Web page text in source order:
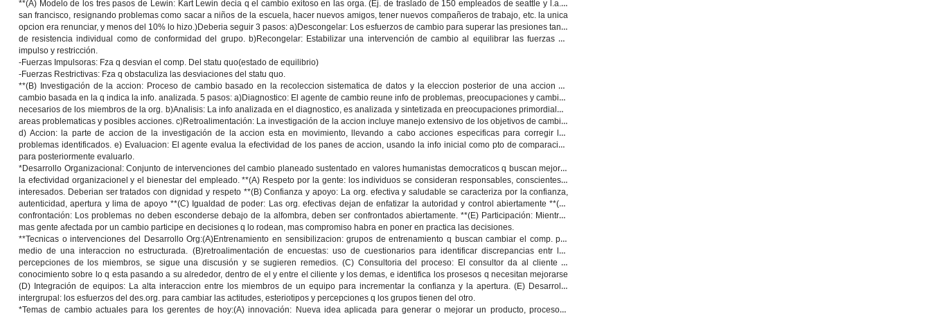
**(A) Modelo de los tres pasos de Lewin: Kart Lewin decia q el cambio exitoso en las orga. (Ej. de traslado de 150 empleados de seattle y l.a. a
san francisco, resignando problemas como sacar a niños de la escuela, hacer nuevos amigos, tener nuevos compañeros de trabajo, etc. la unica
opcion era renunciar, y menos del 10% lo hizo.)Deberia seguir 3 pasos:a)Descongelar: Los esfuerzos de cambio para superar las presiones tanto
de resistencia individual como de conformidad del grupo. b)Recongelar: Estabilizar una intervención de cambio al equilibrar las fuerzas de
impulso y restricción.
-Fuerzas Impulsoras: Fza q desvian el comp. Del statu quo(estado de equilibrio)
-Fuerzas Restrictivas: Fza q obstaculiza las desviaciones del statu quo.
**(B) Investigación de la accion: Proceso de cambio basado en la recoleccion sistematica de datos y la eleccion posterior de una accion de
cambio basada en la q indica la info. analizada. 5 pasos:a)Diagnostico: El agente de cambio reune info de problemas, preocupaciones y cambios
necesarios de los miembros de la org. b)Analisis: La info analizada en el diagnostico, es analizada y sintetizada en preocupaciones primordiales,
areas problematicas y posibles acciones.c)Retroalimentación: La investigación de la accion incluye manejo extensivo de los objetivos de cambio.
d) Accion: la parte de accion de la investigación de la accion esta en movimiento, llevando a cabo acciones especificas para corregir los
problemas identificados. e) Evaluacion:El agente evalua la efectividad de los panes de accion, usando la info inicial como pto de comparación
para posteriormente evaluarlo.
*Desarrollo Organizacional:Conjunto de intervenciones del cambio planeado sustentado en valores humanistas democraticos q buscan mejorar
la efectividad organizacionel y el bienestar del empleado. **(A) Respeto por la gente: los individuos se consideran responsables, conscientes e
interesados. Deberian ser tratados con dignidad y respeto **(B) Confianza y apoyo: La org. efectiva y saludable se caracteriza por la confianza,
autenticidad, apertura y lima de apoyo **(C) Igualdad de poder: Las org. efectivas dejan de enfatizar la autoridad y control abiertamente **(D)
confrontación: Los problemas no deben esconderse debajo de la alfombra, deben ser confrontados abiertamente. **(E) Participación: Mientras
mas gente afectada por un cambio participe en decisiones q lo rodean, mas compromiso habra en poner en practica las decisiones.
**Tecnicas o intervenciones del Desarrollo Org:(A)Entrenamiento en sensibilizacion: grupos de entrenamiento q buscan cambiar el comp. por
medio de una interaccion no estructurada. (B)retroalimentación de encuestas:uso de cuestionarios para identificar discrepancias entr las
percepciones de los miembros, se sigue una discusión y se sugieren remedios. (C) Consultoria del proceso: El consultor da al cliente el
conocimiento sobre lo q esta pasando a su alrededor, dentro de el y entre el ciliente y los demas, e identifica los prosesos q necesitan mejorarse
(D) Integración de equipos: La alta interaccion entre los miembros de un equipo para incrementar la confianza y la apertura. (E) Desarrollo
intergrupal: los esfuerzos del des.org. para cambiar las actitudes, esteriotipos y percepciones q los grupos tienen del otro.
*Temas de cambio actuales para los gerentes de hoy:(A) innovación: Nueva idea aplicada para generar o mejorar un producto, proceso o